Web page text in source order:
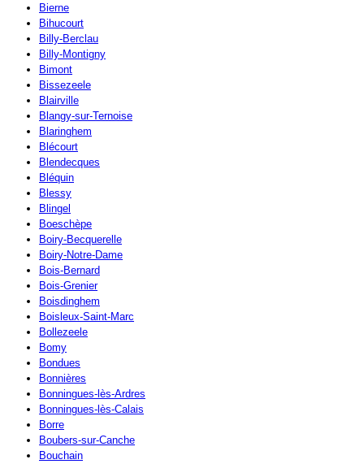
Bierne
Bihucourt
Billy-Berclau
Billy-Montigny
Bimont
Bissezeele
Blairville
Blangy-sur-Ternoise
Blaringhem
Blécourt
Blendecques
Bléquin
Blessy
Blingel
Boeschèpe
Boiry-Becquerelle
Boiry-Notre-Dame
Bois-Bernard
Bois-Grenier
Boisdinghem
Boisleux-Saint-Marc
Bollezeele
Bomy
Bondues
Bonnières
Bonningues-lès-Ardres
Bonningues-lès-Calais
Borre
Boubers-sur-Canche
Bouchain